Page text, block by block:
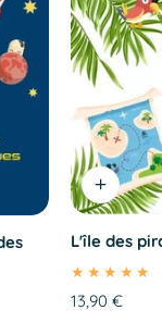
L'île des
Prix
13,90 €